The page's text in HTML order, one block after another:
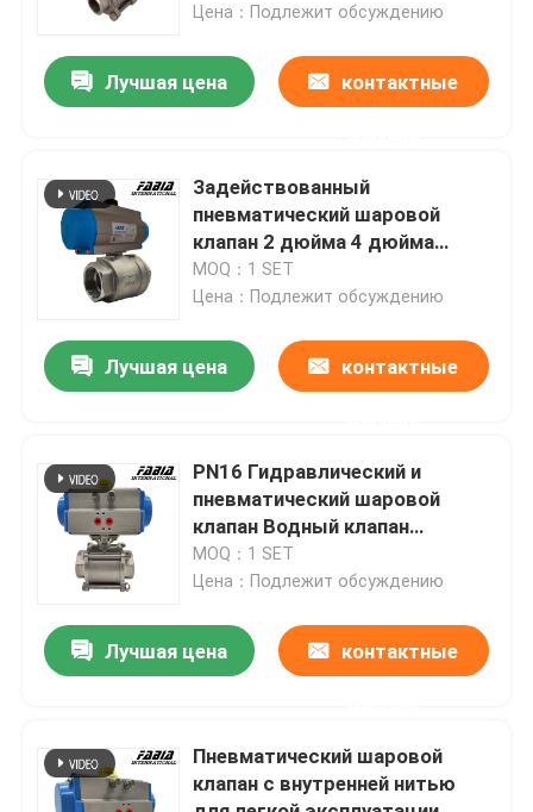
Продукты
Видеозаписи
О нас
Контроль качества
Свяжитесь с нами
Запросите цитату
Пневматическая клапан-бабочка
Цена：Подлежит обсуждению
Лучшая цена контактные
Задействованный
пневматический шаровой
клапан 2 дюйма 4 дюйма
жесткая уплотнение
MOQ：1 SET
Цена：Подлежит обсуждению
Лучшая цена контактные
PN16 Гидравлический и
пневматический шаровой
клапан Водный клапан
двухсторонний для
химической обработки
MOQ：1 SET
Цена：Подлежит обсуждению
Лучшая цена контактные
Пневматический шаровой
клапан с внутренней нитью